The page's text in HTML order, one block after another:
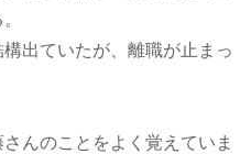
出ていたが、離職が止まっ
んのことをよく覚えていま